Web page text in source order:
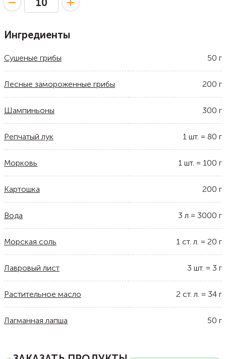
Ингредиенты
Сушеные грибы 50 г
Лесные замороженные грибы 200 г
Шампиньоны 300 г
Репчатый лук 1 шт. = 80 г
Морковь 1 шт. = 100 г
Картошка 200 г
Вода 3 л = 3000 г
Морская соль 1 ст. л. = 20 г
Лавровый лист 3 шт. = 3 г
Растительное масло 2 ст. л. = 34 г
Лагманная лапша 50 г